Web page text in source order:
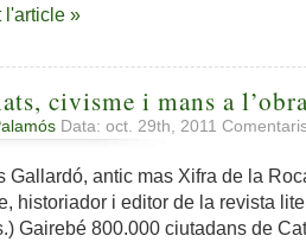
l'article »
civisme i mans a
Data: oct. 29th, 2011
antic mas Xifra de la
historiador i editor de la revista
Gairebé 800.000 ciutadans de